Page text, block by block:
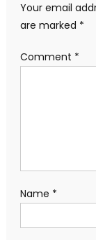
Your email
are marked *
Comment *
Name *